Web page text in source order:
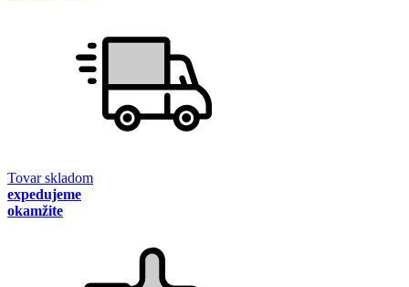
Tovar skladom
expedujeme
okamžite